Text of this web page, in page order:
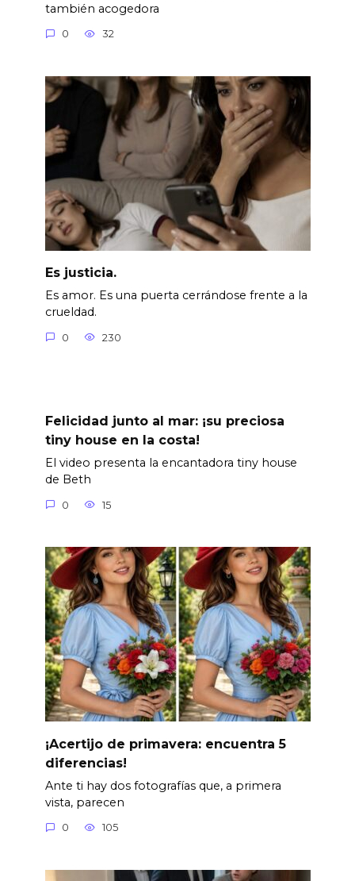
también acogedora
0 32
Es justicia.
Es amor. Es una puerta cerrándose frente a la
crueldad.
0 230
Felicidad junto al mar: ¡su preciosa
tiny house en la costa!
El video presenta la encantadora tiny house
de Beth
0 15
¡Acertijo de primavera: encuentra 5
diferencias!
Ante ti hay dos fotografías que, a primera
vista, parecen
0 105